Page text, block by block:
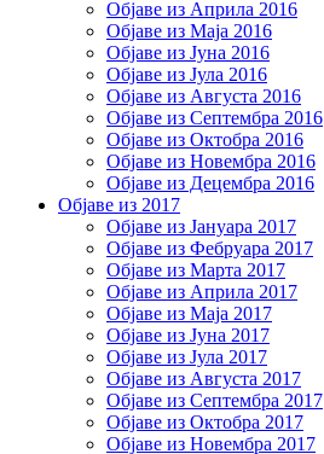
Објаве из Априла 2016
Објаве из Маја 2016
Објаве из Јуна 2016
Објаве из Јула 2016
Објаве из Августа 2016
Објаве из Септембра 2016
Објаве из Октобра 2016
Објаве из Новембра 2016
Објаве из Децембра 2016
Објаве из 2017
Објаве из Јануара 2017
Објаве из Фебруара 2017
Објаве из Марта 2017
Објаве из Априла 2017
Објаве из Маја 2017
Објаве из Јуна 2017
Објаве из Јула 2017
Објаве из Августа 2017
Објаве из Септембра 2017
Објаве из Октобра 2017
Објаве из Новембра 2017